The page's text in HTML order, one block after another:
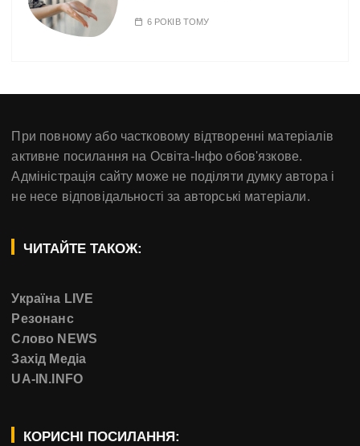
6 РОКІВ ТОМУ
При повному або частковому відтворенні матеріалів
активне посилання на Освіта-Інфо обов'язкове.
Адміністрація сайту може не поділяти думку автора і
не несе відповідальності за авторські матеріали.
ЧИТАЙТЕ ТАКОЖ:
Україна LIVE
Резонанс
Слово NEWS
Захід Медіа
UA-IN.INFO
КОРИСНІ ПОСИЛАННЯ: